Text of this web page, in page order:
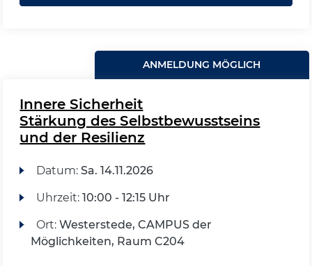
ANMELDUNG MÖGLICH
Innere Sicherheit
Stärkung des Selbstbewusstseins
und der Resilienz
Datum: Sa. 14.11.2026
Uhrzeit: 10:00 - 12:15 Uhr
Ort: Westerstede, CAMPUS der
Möglichkeiten, Raum C204